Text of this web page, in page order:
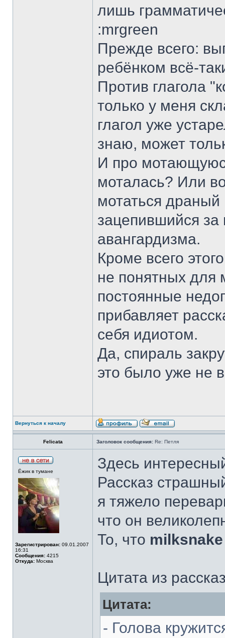
лишь
:mrgreen
Прежде всего:
ребёнком всё-
Против глагола
только у меня
глагол уже
знаю, может
И про
моталась? Или
мотаться драный
зацепившийся за
авангардизма.
Кроме всего
не понятных для
постоянные
прибавляет
себя идиотом.
Да, спираль
это было уже не
Вернуться к началу
Felicata Заголовок сообщения: Re: Петля
Ёжик в тумане
Зарегистрирован: 09.01.2007
16:31
Сообщения: 4215
Откуда: Москва
Здесь
Рассказ
я тяжело
что он
То, что milksnake
Цитата из
Цитата:
- Голова